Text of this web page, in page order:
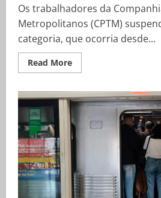
Os trabalhadores da
Metropolitanos (CPTM)
categoria, que ocorria desde...
Read MoreRead
more
a
greve
nas
linhas
de
trens